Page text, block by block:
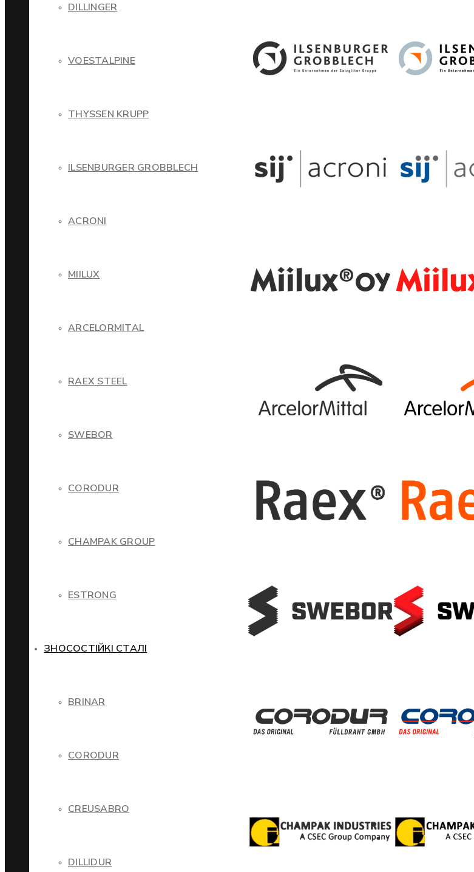
DILLINGER
VOESTALPINE
THYSSEN KRUPP
ILSENBURGER GROBBLECH
ACRONI
MIILUX
ARCELORMITAL
RAEX STEEL
SWEBOR
CORODUR
CHAMPAK GROUP
ESTRONG
ЗНОСОСТІЙКІ СТАЛІ
BRINAR
CORODUR
CREUSABRO
DILLIDUR